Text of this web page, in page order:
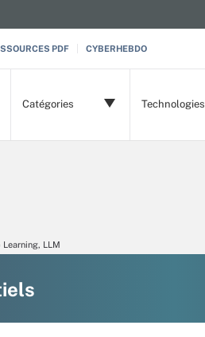
PDF CYBERHEBDO
Catégories Technologies
Learning, LLM